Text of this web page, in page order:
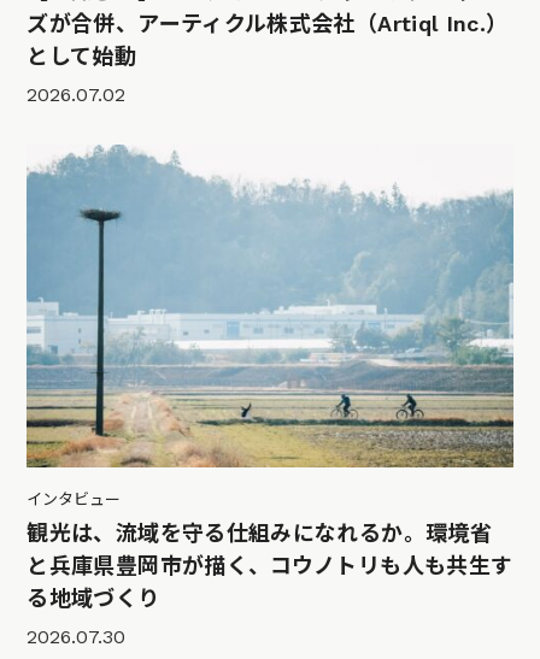
ズが合併、アーティクル株式会社（Artiql Inc.）
として始動
2026.07.02
インタビュー
観光は、流域を守る仕組みになれるか。環境省
と兵庫県豊岡市が描く、コウノトリも人も共生す
る地域づくり
2026.07.30